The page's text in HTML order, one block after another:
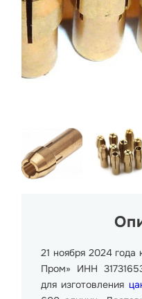
21 ноября 2024
Пром» ИНН
для изготовления